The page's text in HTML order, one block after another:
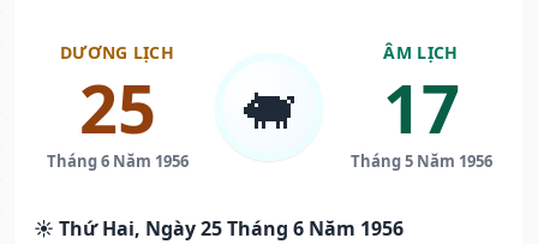
DƯƠNG LỊCH
25
Tháng 6 Năm 1956
🐖
ÂM LỊCH
17
Tháng 5 Năm 1956
☀️ Thứ Hai, Ngày 25 Tháng 6 Năm 1956